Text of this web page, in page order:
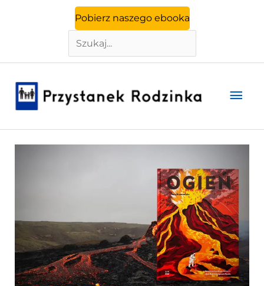
Pobierz naszego ebooka
Szukaj